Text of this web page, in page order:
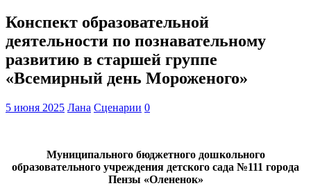
Конспект образовательной
деятельности по познавательному
развитию в старшей группе
«Всемирный день Мороженого»
5 июня 2025 Лана Сценарии 0
Муниципального бюджетного дошкольного
образовательного учреждения детского сада №111 города
Пензы «Олененок»